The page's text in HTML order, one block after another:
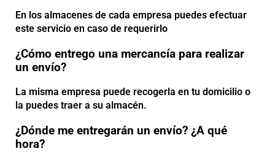
En los almacenes de cada empresa puedes efectuar
este servicio en caso de requerirlo
¿Cómo entrego una mercancía para realizar
un envío?
La misma empresa puede recogerla en tu domicilio o
la puedes traer a su almacén.
¿Dónde me entregarán un envío? ¿A qué
hora?